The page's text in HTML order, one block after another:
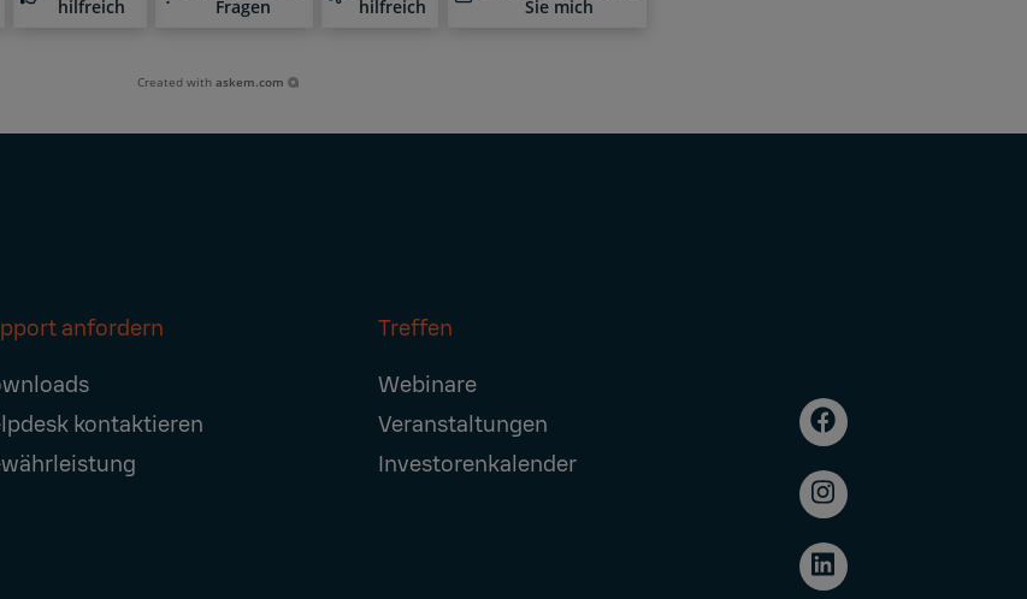
hilfreich
Fragen
hilfreich
Sie mich
Created withaskem.com
anfordern
kontaktieren
Treffen
Webinare
Veranstaltungen
Investorenkalender